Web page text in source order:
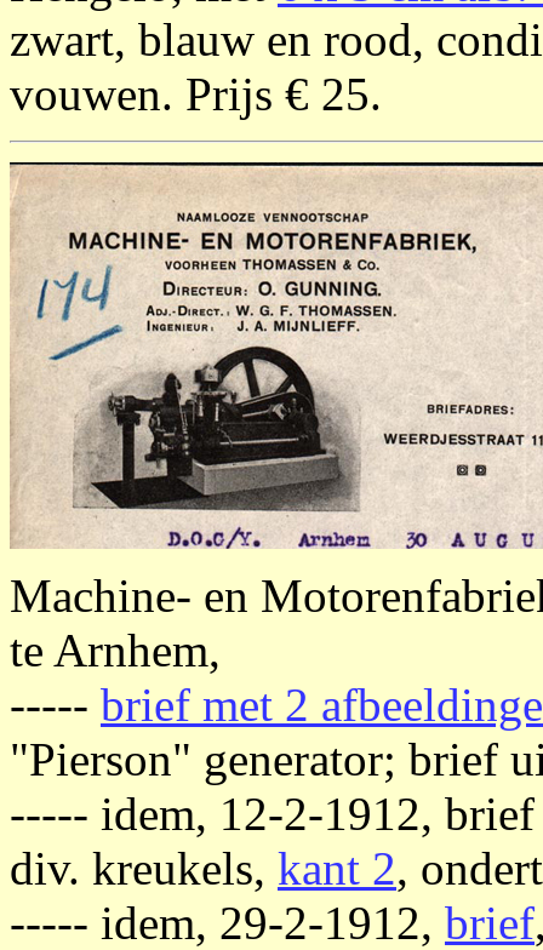
zwart, blauw en rood,
vouwen. Prijs € 25.
Machine- en
te Arnhem,
----- brief met 2
"Pierson" generator; brief
----- idem, 12-2-1912,
div. kreukels, kant 2,
----- idem, 29-2-1912, brief